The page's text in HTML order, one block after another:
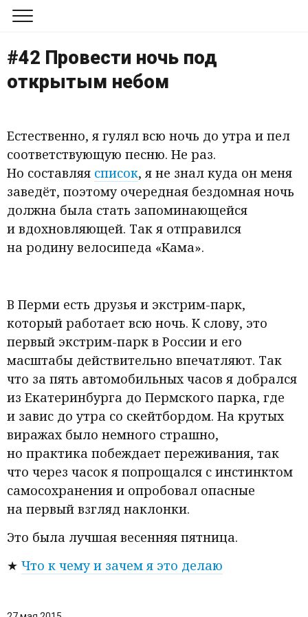
Блог
#42 Провести ночь под
открытым небом
Естественно, я гулял всю ночь до утра и пел
соответствующую песню. Не раз.
Но составляя список, я не знал куда он меня
заведёт, поэтому очередная бездомная ночь
должна была стать запоминающейся
и вдохновляющей. Так я отправился
на родину велосипеда «Кама».
В Перми есть друзья и экстрим-парк,
который работает всю ночь. К слову, это
первый экстрим-парк в России и его
масштабы действительно впечатляют. Так
что за пять автомобильных часов я добрался
из Екатеринбурга до Пермского парка, где
и завис до утра со скейтбордом. На крутых
виражах было немного страшно,
но практика побеждает переживания, так
что через часок я попрощался с инстинктом
самосохранения и опробовал опасные
на первый взгляд наклонки.
Это была лучшая весенняя пятница.
★ Что к чему и зачем я это делаю